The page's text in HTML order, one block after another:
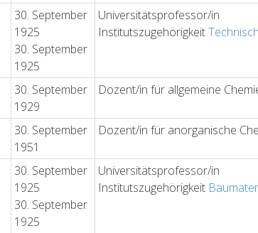
30. September
1925
30. September
1925
Universitätsprofessor/in
Institutszugehörigkeit
30. September
1929
Dozent/in für allgemeine
30. September
1951
Dozent/in für anorganische
30. September
1925
30. September
1925
Universitätsprofessor/in
Institutszugehörigkeit